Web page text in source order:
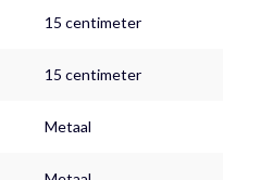
15 centimeter
15 centimeter
Metaal